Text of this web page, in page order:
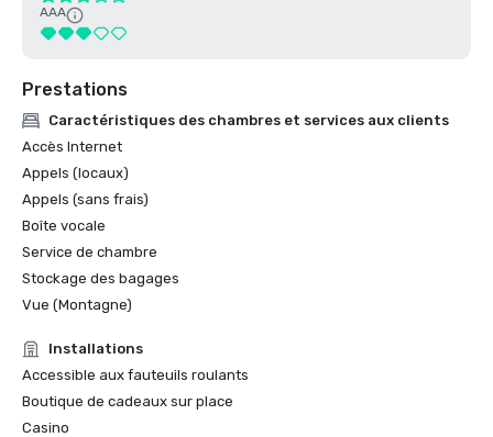
AAA
Prestations
Caractéristiques des chambres et services aux clients
Accès Internet
Appels (locaux)
Appels (sans frais)
Boîte vocale
Service de chambre
Stockage des bagages
Vue (Montagne)
Installations
Accessible aux fauteuils roulants
Boutique de cadeaux sur place
Casino